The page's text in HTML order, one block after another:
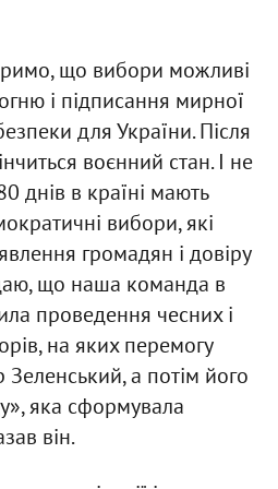
що вибори можливі
і підписання мирної
для України. Після
воєнний стан. І не
днів в країні мають
вибори, які
громадян і довіру
що наша команда в
проведення чесних і
на яких перемогу
а потім його
яка сформувала
він.